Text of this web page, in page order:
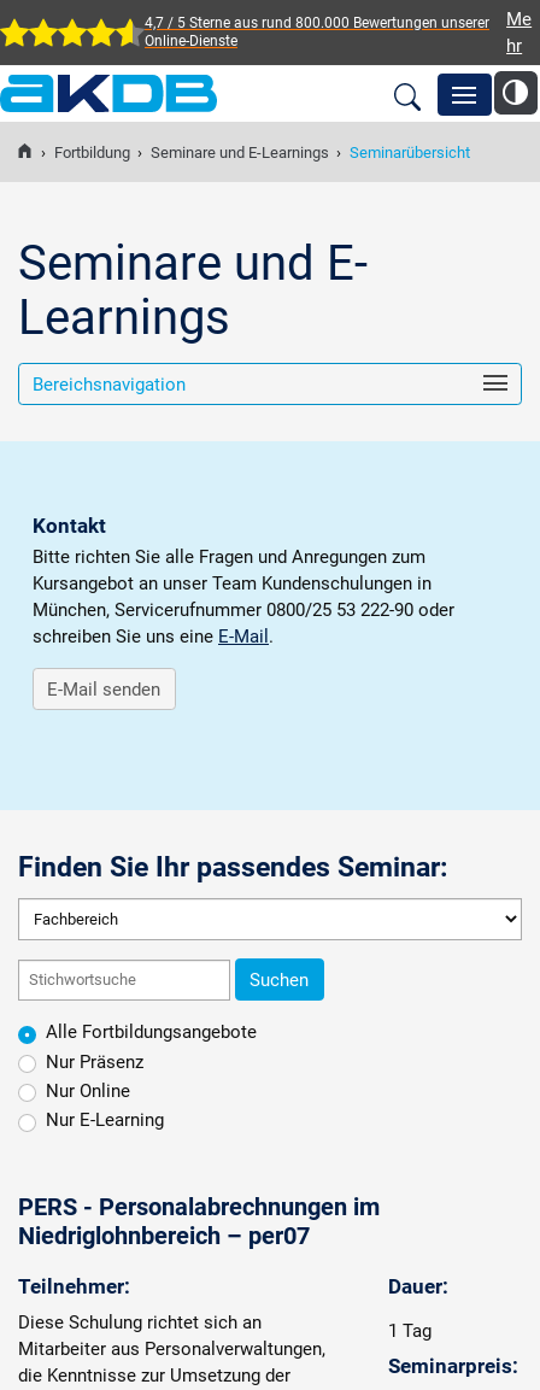
4,7 / 5 Sterne aus rund 800.000 Bewertungen unserer
Online-Dienste
Me
hr
AKDB Anstalt für
Kommunale
Datenverarbeitung in
Newsroom
Lösungen
Veranstaltungen
Fortbildung
Karriere
Über die AKDB
› Fortbildung › Seminare und E-Learnings › Seminarübersicht
Seminare und E-
Learnings
Bereichsnavigation
Kontakt
Bitte richten Sie alle Fragen und Anregungen zum
Kursangebot an unser Team Kundenschulungen in
München, Servicerufnummer 0800/25 53 222-90 oder
schreiben Sie uns eine E-Mail .
E-Mail senden
Finden Sie Ihr passendes Seminar:
Suchen
Alle Fortbildungsangebote
Nur Präsenz
Nur Online
Nur E-Learning
PERS - Personalabrechnungen im
Niedriglohnbereich – per07
Teilnehmer:
Diese Schulung richtet sich an
Mitarbeiter aus Personalverwaltungen,
die Kenntnisse zur Umsetzung der
Dauer:
1 Tag
Seminarpreis: